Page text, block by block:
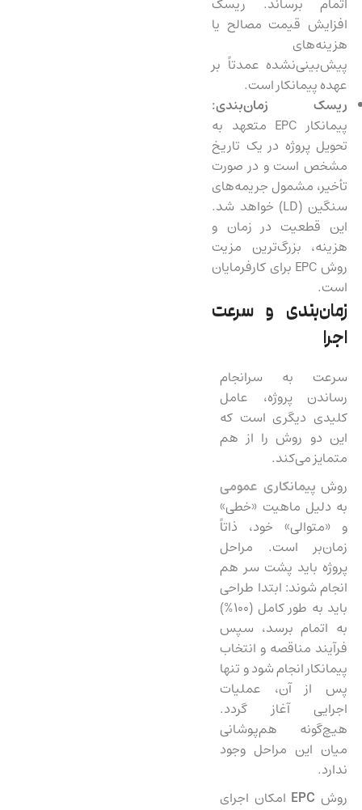
افزایش قیمت مصالح یا
هزینه‌های
پیش‌بینی‌نشده عمدتاً بر
عهده پیمانکار است.
ریسک زمان‌بندی:
پیمانکار EPC متعهد به
تحویل پروژه در یک تاریخ
مشخص است و در صورت
تأخیر، مشمول جریمه‌های
سنگین (LD) خواهد شد.
این قطعیت در زمان و
هزینه، بزرگ‌ترین مزیت
روش EPC برای کارفرمایان
است.
زمان‌بندی و سرعت
اجرا
سرعت به سرانجام
رساندن پروژه، عامل
کلیدی دیگری است که
این دو روش را از هم
متمایز می‌کند.
روش پیمانکاری عمومی
به دلیل ماهیت «خطی»
و «متوالی» خود، ذاتاً
زمان‌بر است. مراحل
پروژه باید پشت سر هم
انجام شوند: ابتدا طراحی
باید به طور کامل (۱۰۰%)
به اتمام برسد، سپس
فرآیند مناقصه و انتخاب
پیمانکار انجام شود و تنها
پس از آن، عملیات
اجرایی آغاز گردد.
هیچ‌گونه هم‌پوشانی
میان این مراحل وجود
ندارد.
روش EPC امکان اجرای